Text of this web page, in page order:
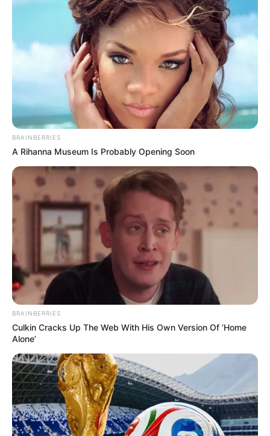
4. Karakter dua hewan ini cukup mirip dengan film
animasi The Fox and the Hound
(foto: Walt Disney)
5. Kedua hewan ini juga tak kalah mirip dengan film
animasi The Lion King
BRAINBERRIES
A Rihanna Museum Is Probably Opening Soon
BRAINBERRIES
Culkin Cracks Up The Web With His Own Version Of ‘Home
Alone’